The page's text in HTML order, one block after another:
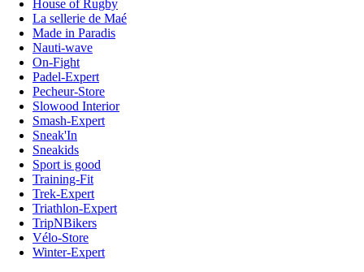
House of Rugby
La sellerie de Maé
Made in Paradis
Nauti-wave
On-Fight
Padel-Expert
Pecheur-Store
Slowood Interior
Smash-Expert
Sneak'In
Sneakids
Sport is good
Training-Fit
Trek-Expert
Triathlon-Expert
TripNBikers
Vélo-Store
Winter-Expert